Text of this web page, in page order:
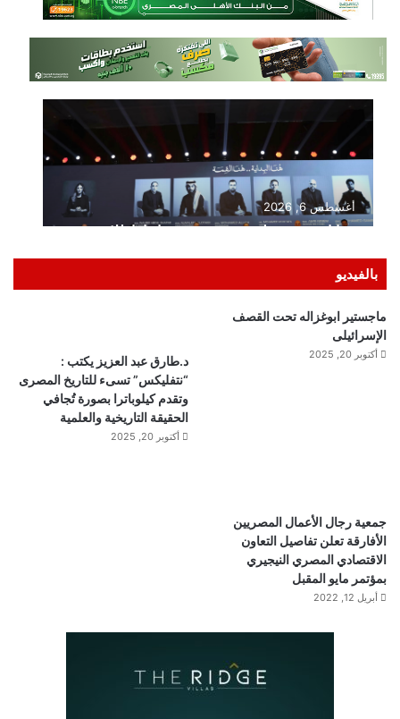
بالفيديو
ماجستير ابوغزاله تحت القصف
الإسرائيلى
أكتوبر 20, 2025
د.طارق عبد العزيز يكتب :
“نتفليكس” تسىء للتاريخ المصرى
وتقدم كيلوباترا بصورة تُجافي
الحقيقة التاريخية والعلمية
أكتوبر 20, 2025
جمعية رجال الأعمال المصريين
الأفارقة تعلن تفاصيل التعاون
الاقتصادي المصري النيجيري
بمؤتمر مايو المقبل
أبريل 12, 2022